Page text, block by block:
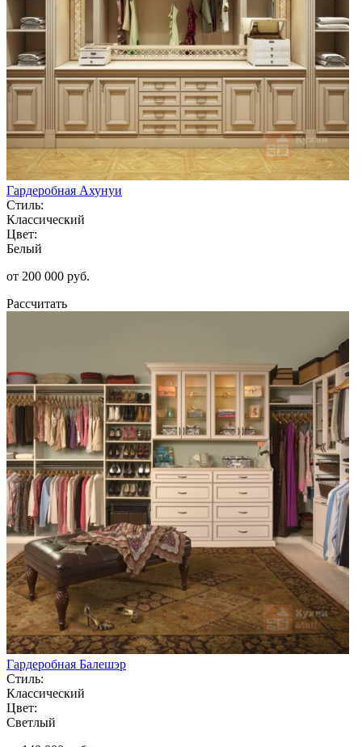
Гардеробная Ахунуи
Стиль:
Классический
Цвет:
Белый
от 200 000 руб.
Рассчитать
Гардеробная Балешэр
Стиль:
Классический
Цвет:
Светлый